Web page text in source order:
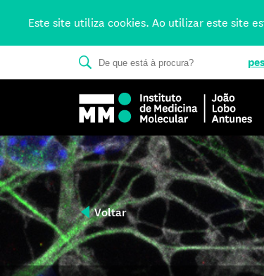
Este site utiliza cookies. Ao utilizar este site
Voltar